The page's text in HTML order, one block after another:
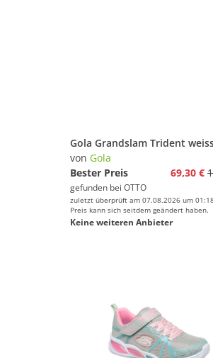
von Gola
Bester Preis
69,30 €
gefunden bei OTTO
zuletzt überprüft am 07.08.2026 um
Preis kann sich seitdem geändert haben.
Keine weiteren Anbieter